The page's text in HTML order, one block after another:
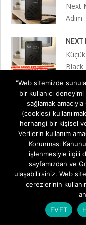
Next
Adım
Black
Next
Next
Next
"Web sitemizde
bir kullanıcı
sağlamak
(cookies)
herhangi bir kişisel
Verilerin kullanım
Korunması
işlenmesiyle ilgili
sayfamızdan ve
ulaşabilirsiniz. Web
çerezlerinin
EVET